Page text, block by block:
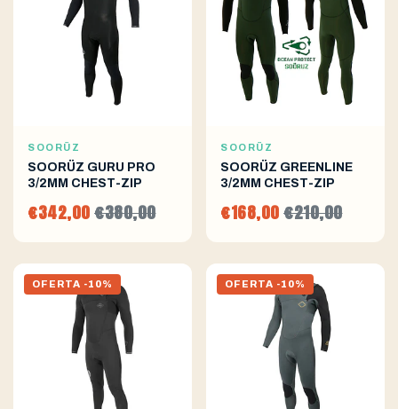
SOORÜZ
SOORÜZ GURU PRO
3/2MM CHEST-ZIP
€342,00€380,00
SOORÜZ
SOORÜZ GREENLINE
3/2MM CHEST-ZIP
€168,00€210,00
OFERTA -10% OFERTA -10%